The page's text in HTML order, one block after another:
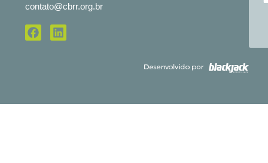
contato@cbrr.org.br